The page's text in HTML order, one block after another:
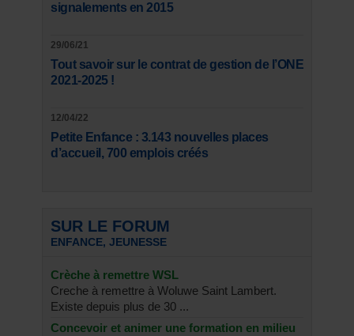
signalements en 2015
29/06/21
Tout savoir sur le contrat de gestion de l’ONE
2021-2025 !
12/04/22
Petite Enfance : 3.143 nouvelles places
d’accueil, 700 emplois créés
SUR LE FORUM
ENFANCE, JEUNESSE
Crèche à remettre WSL
Creche à remettre à Woluwe Saint Lambert.
Existe depuis plus de 30 ...
Concevoir et animer une formation en milieu